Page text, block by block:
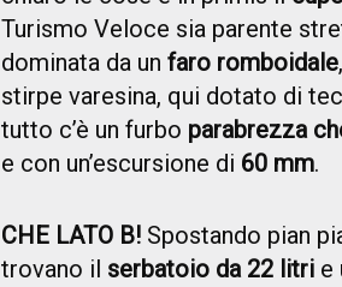
Turismo Veloce sia parente
dominata da un faro romboidale
stirpe varesina, qui dotato di
tutto c’è un furbo parabrezza
e con un’escursione di 60 mm.
CHE LATO B! Spostando pian
trovano il serbatoio da 22 litri e